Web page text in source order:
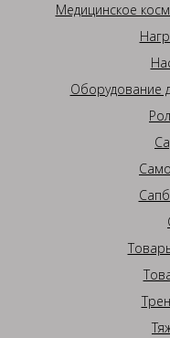
Медицинское
Оборудование